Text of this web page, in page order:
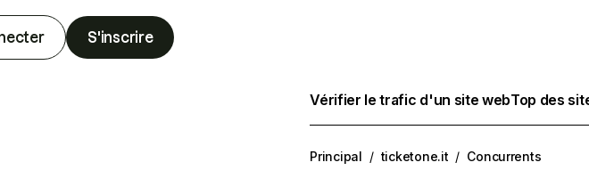
S'inscrire
Vérifier le trafic d'un site webTop des
Principal / ticketone.it / Concurrents